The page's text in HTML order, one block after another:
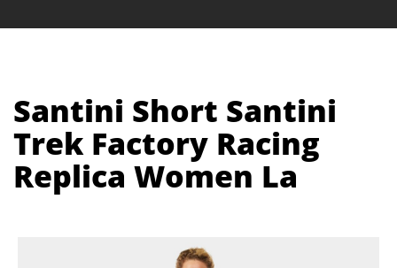
Santini Short Santini
Trek Factory Racing
Replica Women La